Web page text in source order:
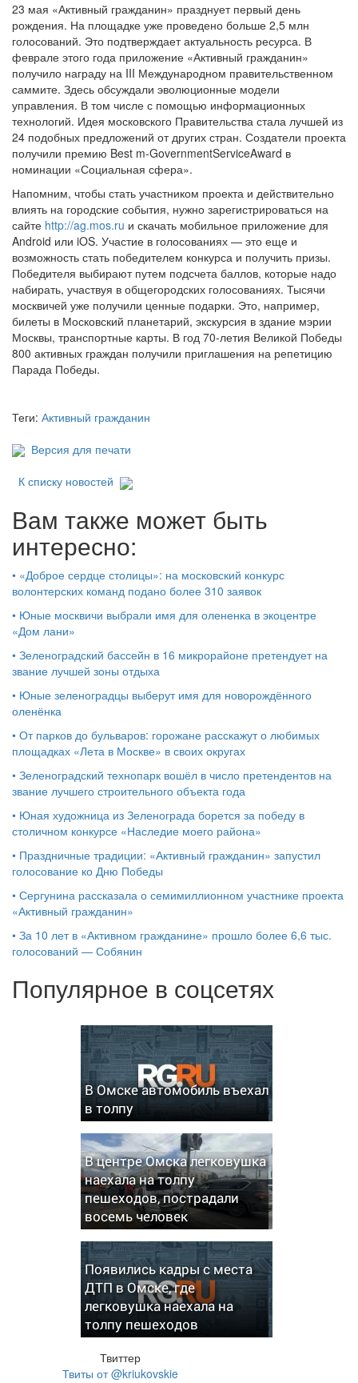
23 мая «Активный гражданин» празднует первый день
рождения. На площадке уже проведено больше 2,5 млн
голосований. Это подтверждает актуальность ресурса. В
феврале этого года приложение «Активный гражданин»
получило награду на III Международном правительственном
саммите. Здесь обсуждали эволюционные модели
управления. В том числе с помощью информационных
технологий. Идея московского Правительства стала лучшей из
24 подобных предложений от других стран. Создатели проекта
получили премию Best m-GovernmentServiceAward в
номинации «Социальная сфера».
Напомним, чтобы стать участником проекта и действительно
влиять на городские события, нужно зарегистрироваться на
сайте http://ag.mos.ru и скачать мобильное приложение для
Android или iOS. Участие в голосованиях — это еще и
возможность стать победителем конкурса и получить призы.
Победителя выбирают путем подсчета баллов, которые надо
набирать, участвуя в общегородских голосованиях. Тысячи
москвичей уже получили ценные подарки. Это, например,
билеты в Московский планетарий, экскурсия в здание мэрии
Москвы, транспортные карты. В год 70-летия Великой Победы
800 активных граждан получили приглашения на репетицию
Парада Победы.
Теги: Активный гражданин
Версия для печати
К списку новостей
Вам также может быть
интересно:
• «Доброе сердце столицы»: на московский конкурс
волонтерских команд подано более 310 заявок
• Юные москвичи выбрали имя для олененка в экоцентре
«Дом лани»
• Зеленоградский бассейн в 16 микрорайоне претендует на
звание лучшей зоны отдыха
• Юные зеленоградцы выберут имя для новорождённого
оленёнка
• От парков до бульваров: горожане расскажут о любимых
площадках «Лета в Москве» в своих округах
• Зеленоградский технопарк вошёл в число претендентов на
звание лучшего строительного объекта года
• Юная художница из Зеленограда борется за победу в
столичном конкурсе «Наследие моего района»
• Праздничные традиции: «Активный гражданин» запустил
голосование ко Дню Победы
• Сергунина рассказала о семимиллионном участнике проекта
«Активный гражданин»
• За 10 лет в «Активном гражданине» прошло более 6,6 тыс.
голосований — Собянин
Популярное в соцсетях
В Омске автомобиль въехал
в толпу
В центре Омска легковушка
наехала на толпу
пешеходов, пострадали
восемь человек
Появились кадры с места
ДТП в Омске, где
легковушка наехала на
толпу пешеходов
Твиттер
Твиты от @kriukovskie